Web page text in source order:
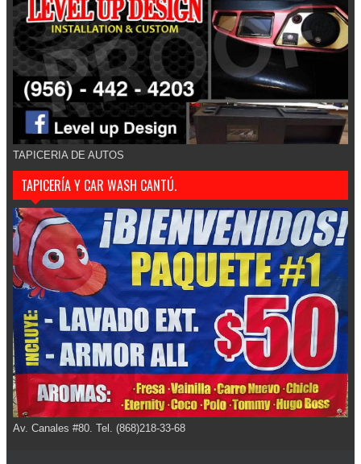
TAPICERIA DE AUTOS
TAPICERÍA Y CAR WASH CANTÚ.
Av. Canales #80. Tel. (868)218-33-68